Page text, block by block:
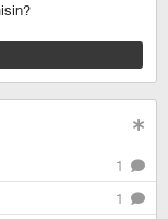
1
1